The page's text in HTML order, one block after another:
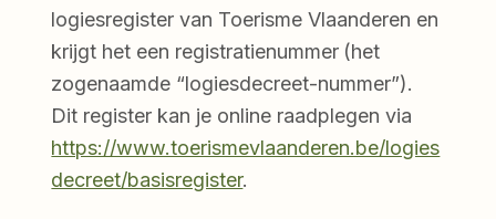
logiesregister van Toerisme Vlaanderen en
krijgt het een registratienummer (het
zogenaamde “logiesdecreet-nummer”).
Dit register kan je online raadplegen via
https://www.toerismevlaanderen.be/logies
decreet/basisregister.